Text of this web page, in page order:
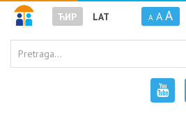
ЋИР LAT A A A